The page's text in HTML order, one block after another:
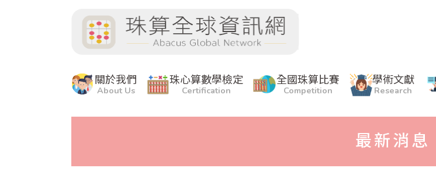
關於我們
About Us
珠心算數學檢定
Certification
全國珠算比賽
Competition
學術文獻
Research
最新消息